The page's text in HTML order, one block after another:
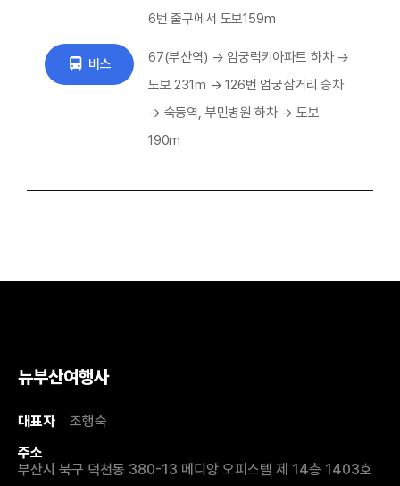
6번 출구에서 도보159m
버스
67(부산역) → 엄궁럭키아파트 하차 →
도보 231m → 126번 엄궁삼거리 승차
→ 숙등역, 부민병원 하차 → 도보
190m
뉴부산여행사
대표자
조행숙
주소
부산시 북구 덕천동 380-13 메디앙 오피스텔 제 14층 1403호